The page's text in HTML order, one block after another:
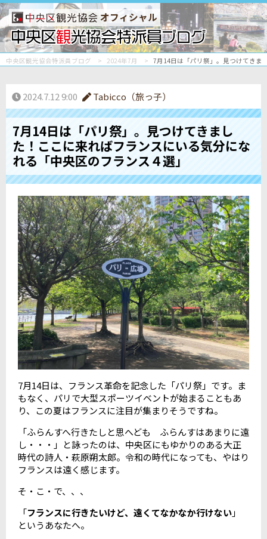
オフィシャル
中央区観光協会特派員ブログ 2024年7月 7月14日は「パリ祭」。見つけてきま
2024.7.12 9:00 Tabicco（旅っ子）
7月14日は「パリ祭」。見つけてきまし
た！ここに来ればフランスにいる気分にな
れる「中央区のフランス４選」
7月14日は、フランス革命を記念した「パリ祭」です。ま
もなく、パリで大型スポーツイベントが始まることもあ
り、この夏はフランスに注目が集まりそうですね。
「ふらんすへ行きたしと思へども ふらんすはあまりに遠
し・・・」と詠ったのは、中央区にもゆかりのある大正
時代の詩人・萩原朔太郎。令和の時代になっても、やはり
フランスは遠く感じます。
そ・こ・で、、、
「フランスに行きたいけど、遠くてなかなか行けない」
というあなたへ。